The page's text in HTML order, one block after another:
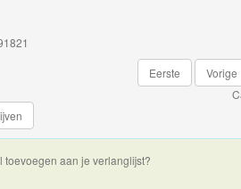
Eerste
Vorige
toevoegen aan je verlanglijst?